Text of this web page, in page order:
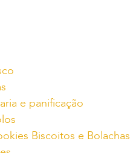
e panificação
Biscoitos e Bolachas